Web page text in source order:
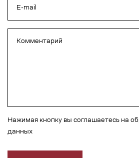
Нажимая кнопку вы соглашаетесь на
данных